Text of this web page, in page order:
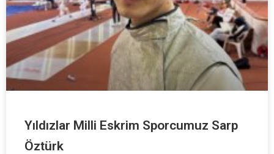
Yıldızlar Milli Eskrim Sporcumuz Sarp
Öztürk